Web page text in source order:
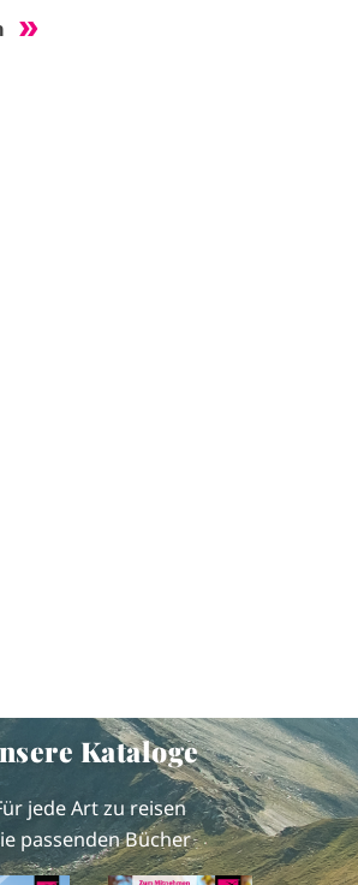
Kataloge
jede Art zu reisen
passenden Bücher